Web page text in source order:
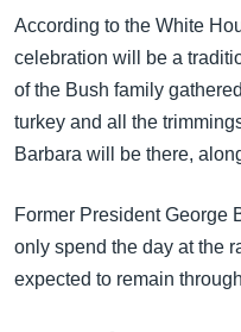
According to the White
celebration will be a
of the Bush family
turkey and all the
Barbara will be there,
Former President George
only spend the day at the
expected to remain